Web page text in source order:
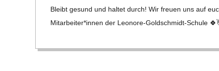
C
H
Bleibt gesund und hal­tet durch! Wir freuen uns auf
Mitarbeiter*innen der Leo­­nore-Gol­d­­schmidt-Schule